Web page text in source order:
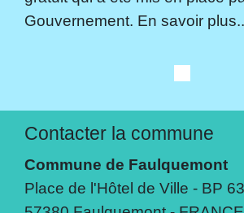
Gouvernement. En savoir
Contacter la commune
Commune de Faulquemont
Place de l'Hôtel de Ville - BP 63